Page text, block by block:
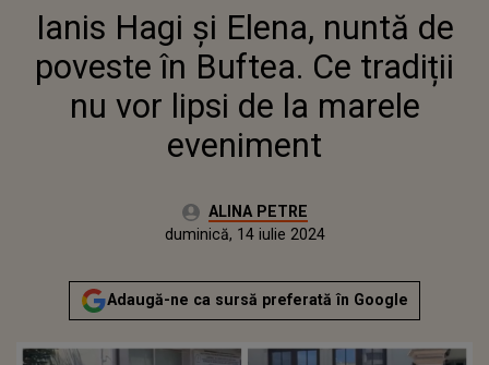
DE POVESTE ÎN BUFTEA. CE
TRADIȚII NU VOR LIPSI DE LA
MARELE EVENIMENT
Ianis Hagi și Elena, nuntă de
poveste în Buftea. Ce tradiții
nu vor lipsi de la marele
eveniment
Autor:ALINA PETRE
duminică, 14 iulie 2024Actualizat:
duminică, 14 iulie 2024
Adaugă-ne ca sursă preferată în Google